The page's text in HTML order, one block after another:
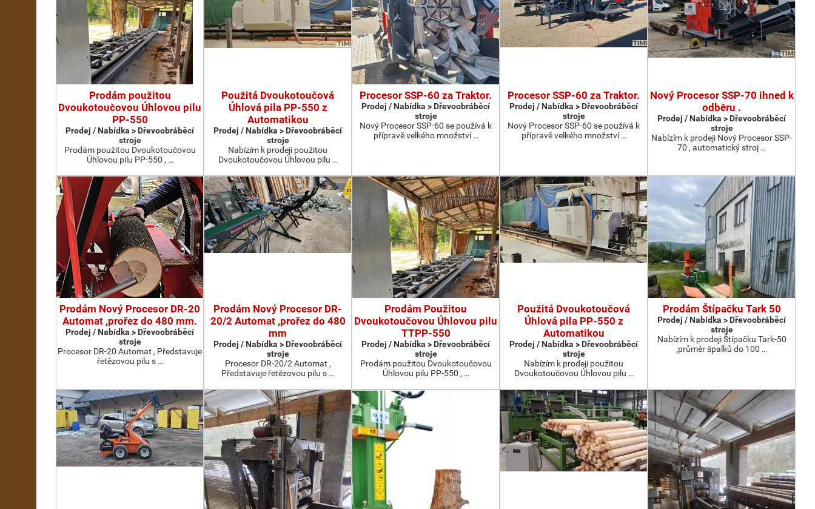
Prodám použitou
Dvoukotoučovou Úhlovou pilu
PP-550
Prodej / Nabídka > Dřevoobráběcí
stroje
Prodám použitou Dvoukotoučovou
Úhlovou pilu PP-550 , …
Použitá Dvoukotoučová
Úhlová pila PP-550 z
Automatikou
Prodej / Nabídka > Dřevoobráběcí
stroje
Nabízím k prodeji použitou
Dvoukotoučovou Úhlovou pilu …
Procesor SSP-60 za Traktor.
Prodej / Nabídka > Dřevoobráběcí
stroje
Nový Procesor SSP-60 se používá k
přípravě velkého množství …
Procesor SSP-60 za Traktor.
Prodej / Nabídka > Dřevoobráběcí
stroje
Nový Procesor SSP-60 se používá k
přípravě velkého množství …
Nový Procesor SSP-70 ihned k
odběru .
Prodej / Nabídka > Dřevoobráběcí
stroje
Nabízím k prodeji Nový Procesor SSP-
70 , automatický stroj …
Prodám Nový Procesor DR-20
Automat ,prořez do 480 mm.
Prodej / Nabídka > Dřevoobráběcí
stroje
Procesor DR-20 Automat , Představuje
řetězovou pilu s …
Prodám Nový Procesor DR-
20/2 Automat ,prořez do 480
mm
Prodej / Nabídka > Dřevoobráběcí
stroje
Procesor DR-20/2 Automat ,
Představuje řetězovou pilu s …
Prodám Použitou
Dvoukotoučovou Úhlovou pilu
TTPP-550
Prodej / Nabídka > Dřevoobráběcí
stroje
Prodám použitou Dvoukotoučovou
Úhlovou pilu PP-550 , …
Použitá Dvoukotoučová
Úhlová pila PP-550 z
Automatikou
Prodej / Nabídka > Dřevoobráběcí
stroje
Nabízím k prodeji použitou
Dvoukotoučovou Úhlovou pilu …
Prodám Štípačku Tark 50
Prodej / Nabídka > Dřevoobráběcí
stroje
Nabízím k prodeji Štípačku Tark-50
,průměr špalků do 100 …